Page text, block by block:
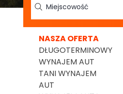
NASZA OFERTA
DŁUGOTERMINOWY
WYNAJEM AUT
TANI WYNAJEM
AUT